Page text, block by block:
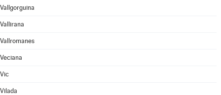
Vallgorguina
Vallirana
Vallromanes
Veciana
Vic
Vilada